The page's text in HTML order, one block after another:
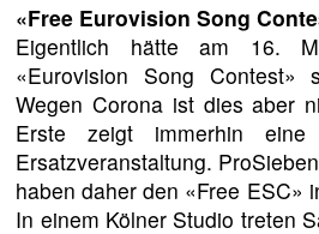
«Free Eurovision Song
Eigentlich hätte am 16.
«Eurovision Song Contest»
Wegen Corona ist dies aber
Erste zeigt immerhin eine
Ersatzveranstaltung.
haben daher den «Free ESC»
In einem Kölner Studio treten